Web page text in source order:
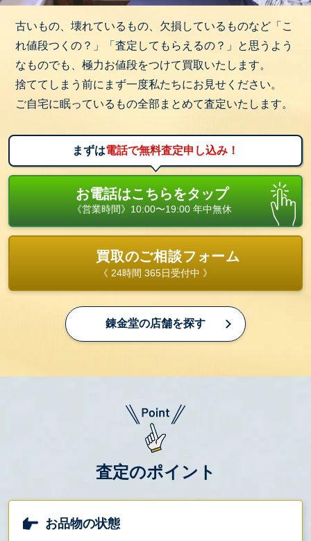
古いもの、壊れているもの、欠損しているものなど「こ
れ値段つくの？」「査定してもらえるの？」と思うよう
なものでも、極力お値段をつけて買取いたします。
捨ててしまう前にまず一度私たちにお見せください。
ご自宅に眠っているもの全部まとめて査定いたします。
まずは電話で無料査定申し込み！
お電話はこちらをタップ
《営業時間》10:00〜19:00 年中無休
買取のご相談フォーム
《 24時間 365日受付中 》
錬金堂の店舗を探す
査定のポイント
お品物の状態